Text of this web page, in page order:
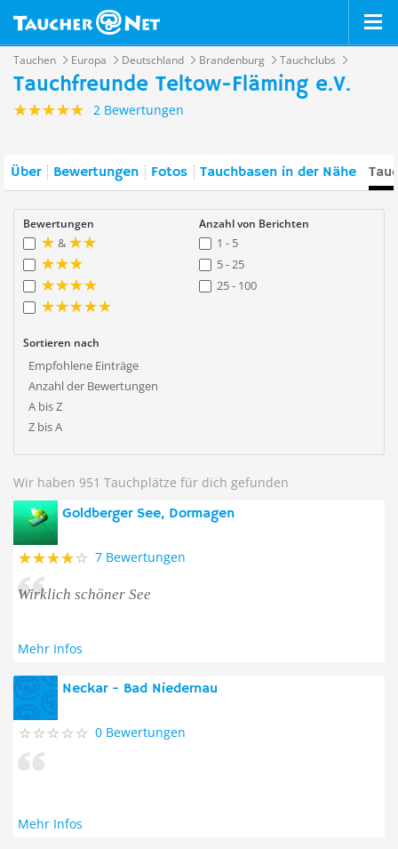
Tauchen Europa Deutschland Brandenburg Tauchclubs
Tauchfreunde Teltow-Fläming e.V.
2 Bewertungen
Über Bewertungen Fotos Tauchbasen in der Nähe
Bewertungen
&
Anzahl von Berichten
1 - 5
5 - 25
25 - 100
Sortieren nach
Empfohlene Einträge
Anzahl der Bewertungen
A bis Z
Z bis A
Wir haben 951 Tauchplätze für dich gefunden
Goldberger See, Dormagen
7 Bewertungen
Wirklich schöner See
Mehr Infos
Neckar - Bad Niedernau
0 Bewertungen
Mehr Infos